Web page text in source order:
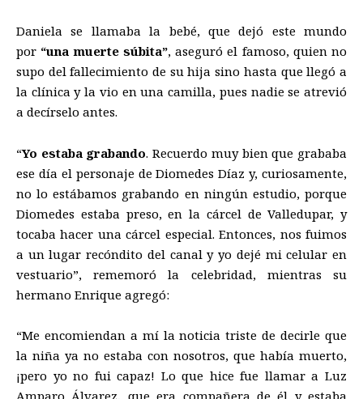
Daniela se llamaba la bebé, que dejó este mundo
por “una muerte súbita”, aseguró el famoso, quien no
supo del fallecimiento de su hija sino hasta que llegó a
la clínica y la vio en una camilla, pues nadie se atrevió
a decírselo antes.
“Yo estaba grabando. Recuerdo muy bien que grababa
ese día el personaje de Diomedes Díaz y, curiosamente,
no lo estábamos grabando en ningún estudio, porque
Diomedes estaba preso, en la cárcel de Valledupar, y
tocaba hacer una cárcel especial. Entonces, nos fuimos
a un lugar recóndito del canal y yo dejé mi celular en
vestuario”, rememoró la celebridad, mientras su
hermano Enrique agregó:
“Me encomiendan a mí la noticia triste de decirle que
la niña ya no estaba con nosotros, que había muerto,
¡pero yo no fui capaz! Lo que hice fue llamar a Luz